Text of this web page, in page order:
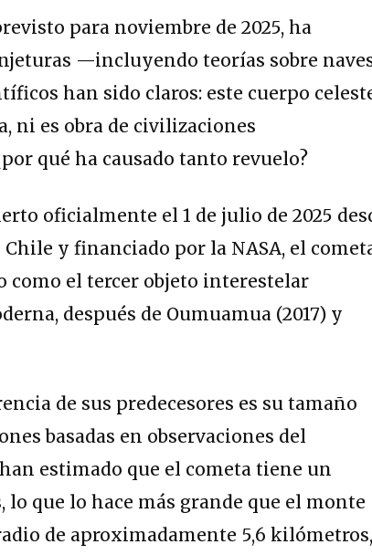
para noviembre de 2025, ha
—incluyendo teorías sobre
han sido claros: este cuerpo
ni es obra de civilizaciones
qué ha causado tanto revuelo?
oficialmente el 1 de julio de 2025
y financiado por la NASA, el
como el tercer objeto interestelar
después de Oumuamua (2017) y
de sus predecesores es su tamaño
basadas en observaciones del
estimado que el cometa tiene un
lo que lo hace más grande que el monte
de aproximadamente 5,6